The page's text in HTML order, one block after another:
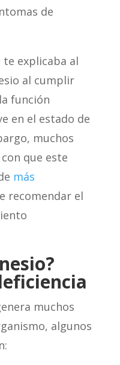
de
te explicaba al
al cumplir
función
en el estado de
muchos
que este
más
recomendar el
muchos
algunos